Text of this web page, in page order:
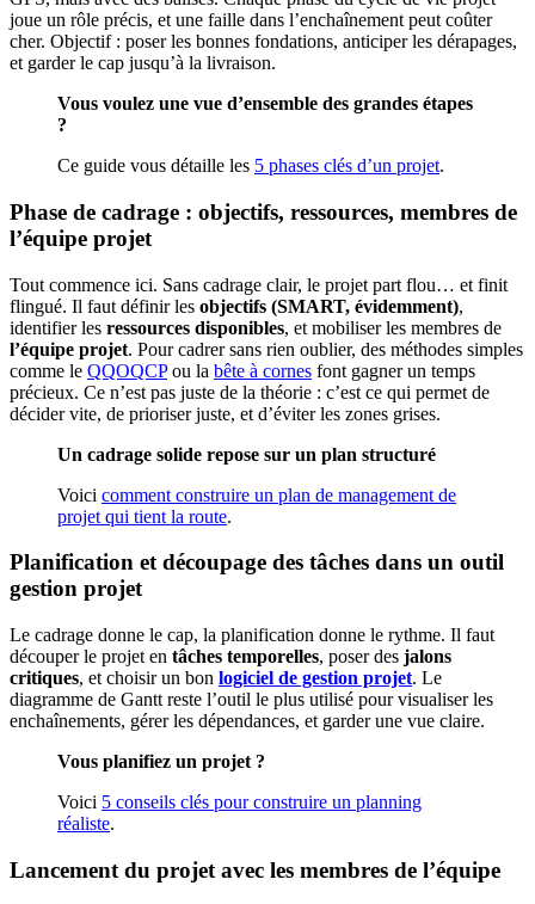
joue un rôle précis, et une faille dans l’enchaînement peut coûter
cher. Objectif : poser les bonnes fondations, anticiper les dérapages,
et garder le cap jusqu’à la livraison.
Vous voulez une vue d’ensemble des grandes étapes
?
Ce guide vous détaille les 5 phases clés d’un projet.
Phase de cadrage : objectifs, ressources, membres de
l’équipe projet
Tout commence ici. Sans cadrage clair, le projet part flou… et finit
flingué. Il faut définir les objectifs (SMART, évidemment),
identifier les ressources disponibles, et mobiliser les membres de
l’équipe projet. Pour cadrer sans rien oublier, des méthodes simples
comme le QQOQCPou la bête à cornes font gagner un temps
précieux. Ce n’est pas juste de la théorie : c’est ce qui permet de
décider vite, de prioriser juste, et d’éviter les zones grises.
Un cadrage solide repose sur un plan structuré
Voici comment construire un plan de management de
projet qui tient la route.
Planification et découpage des tâches dans un outil
gestion projet
Le cadrage donne le cap, la planification donne le rythme. Il faut
découper le projet en tâches temporelles, poser des jalons
critiques, et choisir un bon logiciel de gestion projet. Le
diagramme de Gantt reste l’outil le plus utilisé pour visualiser les
enchaînements, gérer les dépendances, et garder une vue claire.
Vous planifiez un projet ?
Voici 5 conseils clés pour construire un planning
réaliste.
Lancement du projet avec les membres de l’équipe